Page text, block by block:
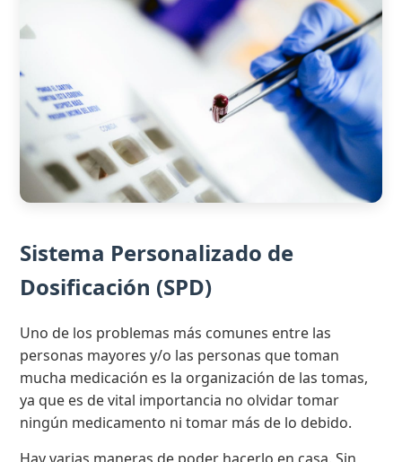
Sistema Personalizado de
Dosificación (SPD)
Uno de los problemas más comunes entre las
personas mayores y/o las personas que toman
mucha medicación es la organización de las tomas,
ya que es de vital importancia no olvidar tomar
ningún medicamento ni tomar más de lo debido.